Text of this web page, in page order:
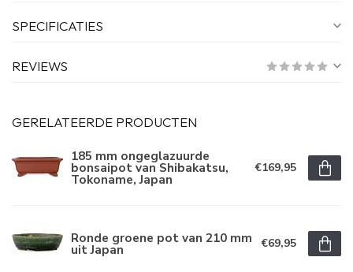
SPECIFICATIES
REVIEWS
GERELATEERDE PRODUCTEN
185 mm ongeglazuurde
bonsaipot van Shibakatsu,
Tokoname, Japan
€169,95
Ronde groene pot van 210 mm
uit Japan €69,95